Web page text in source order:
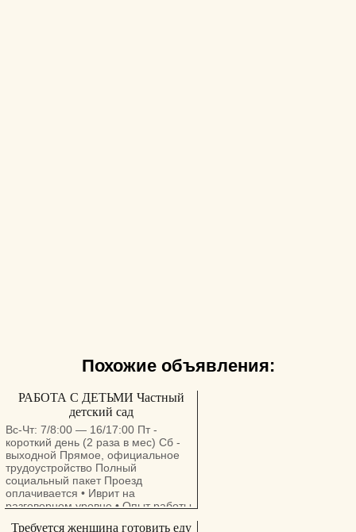
Похожие объявления:
РАБОТА С ДЕТЬМИ Частный
детский сад
Вс-Чт: 7/8:00 — 16/17:00 Пт -
короткий день (2 раза в мес) Сб -
выходной Прямое, официальное
трудоустройство Полный
социальный пакет Проезд
оплачивается • Иврит на
разговорном уровне • Опыт работы
Требуется женщина готовить еду